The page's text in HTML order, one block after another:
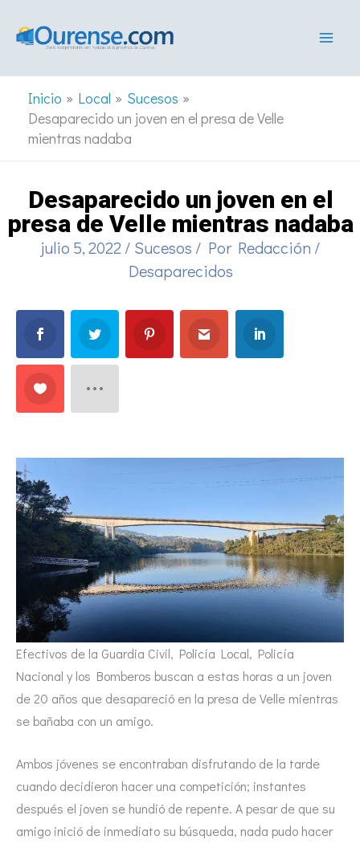
Inicio Local
Sucesos
Desaparecido un joven en el presa de Velle
mientras nadaba
Desaparecido un joven en el
presa de Velle mientras nadaba
julio 5, 2022 / Sucesos / Por Redacción /
Desaparecidos
Efectivos de la Guardia Civil, Policía Local, Policía
Nacional y los Bomberos buscan a estas horas a un joven
de 20 años que desapareció en la presa de Velle mientras
se bañaba con un amigo.
Ambos jóvenes se encontraban disfrutando de la tarde
cuando decidieron hacer una competición; instantes
después el joven se hundió de repente. A pesar de que su
amigo inició de inmediato su búsqueda, nada pudo hacer